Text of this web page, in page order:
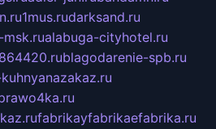
1mus.rudarksand.ru
alabuga-cityhotel.ru
blagodarenie-spb.ru
fabrikayfabrikaefabrika.ru